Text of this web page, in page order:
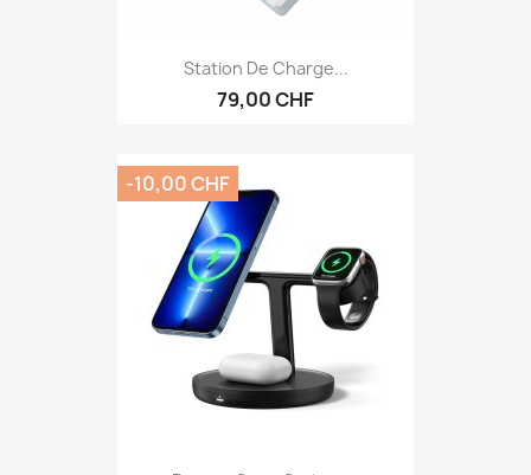
Station De Charge...
79,00 CHF
-10,00 CHF